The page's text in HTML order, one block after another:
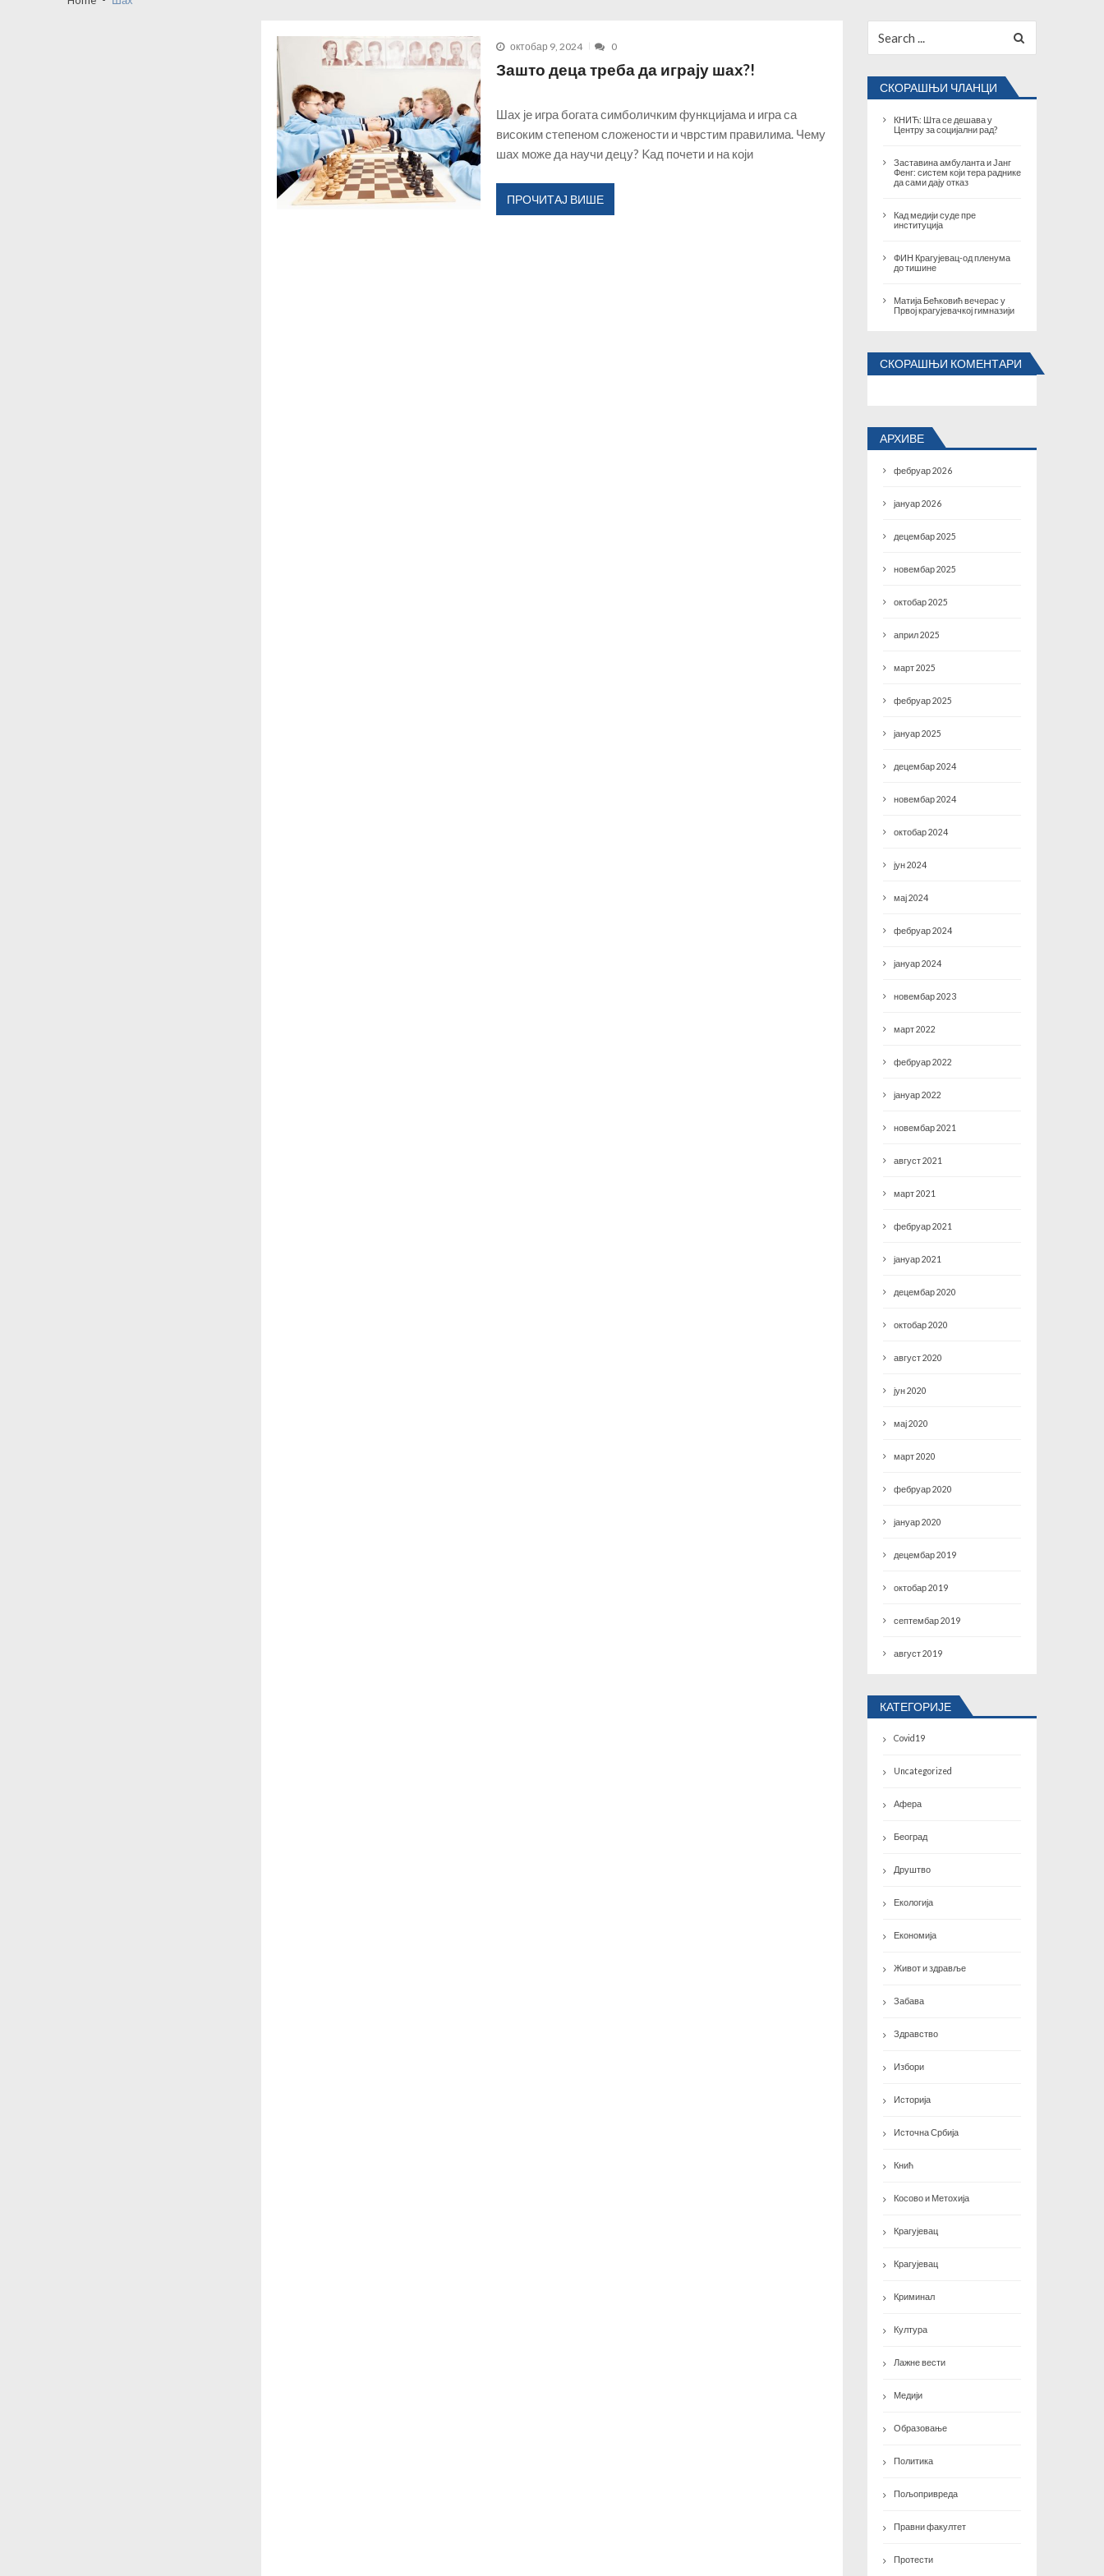
Крагујевац између себе и других-ко данас води и обликује град?!... НОВЕМБАР 30, 2025
КНИЋ: Шта се дешава у Центру за социјални рад?... ФЕБРУАР 17, 2026
Заставина амбуланта и Јанг Фенг: систем који тера раднике да сами дају отказ...
Кад медији суде пре институција ДЕЦЕМБАР 18, 2025
октобар 9, 2024 0
Зашто деца треба да играју шах?!
Шах је игра богата симболичким функцијама и игра са
високим степеном сложености и чврстим правилима. Чему
шах може да научи децу? Kад почети и на који
ПРОЧИТАЈ ВИШЕ
for:
СКОРАШЊИ ЧЛАНЦИ
КНИЋ: Шта се дешава у
Центру за социјални рад?
Заставина амбуланта и Јанг
Фенг: систем који тера раднике
да сами дају отказ
Кад медији суде пре
институција
ФИН Крагујевац-од пленума
до тишине
Матија Бећковић вечерас у
Првој крагујевачкој гимназији
СКОРАШЊИ КОМЕНТАРИ
АРХИВЕ
фебруар 2026
јануар 2026
децембар 2025
новембар 2025
октобар 2025
април 2025
март 2025
фебруар 2025
јануар 2025
децембар 2024
новембар 2024
октобар 2024
јун 2024
мај 2024
фебруар 2024
јануар 2024
новембар 2023
март 2022
фебруар 2022
јануар 2022
новембар 2021
август 2021
март 2021
фебруар 2021
јануар 2021
децембар 2020
октобар 2020
август 2020
јун 2020
мај 2020
март 2020
фебруар 2020
јануар 2020
децембар 2019
октобар 2019
септембар 2019
август 2019
КАТЕГОРИЈЕ
Covid19
Uncategorized
Афера
Београд
Друштво
Екологија
Економија
Живот и здравље
Забава
Здравство
Избори
Историја
Источна Србија
Кнић
Косово и Метохија
Крагујевац
Крагујевац
Криминал
Култура
Лажне вести
Медији
Образовање
Политика
Пољопривреда
Правни факултет
Протести